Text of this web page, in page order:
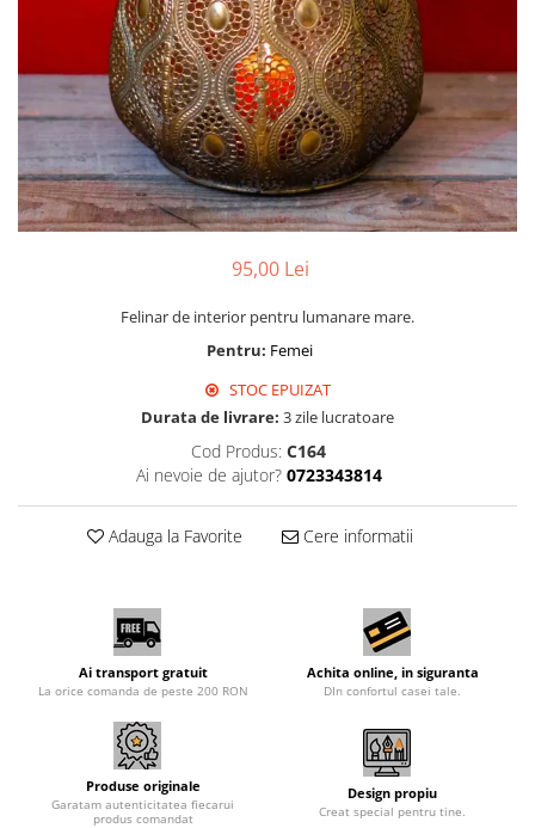
95,00 Lei
Felinar de interior pentru lumanare mare.
Pentru: Femei
STOC EPUIZAT
Durata de livrare: 3 zile lucratoare
Cod Produs: C164
Ai nevoie de ajutor? 0723343814
Adauga la Favorite Cere informatii
Ai transport gratuit
La orice comanda de peste 200 RON
Achita online, in siguranta
DIn confortul casei tale.
Produse originale
Garatam autenticitatea fiecarui
produs comandat
Design propiu
Creat special pentru tine.